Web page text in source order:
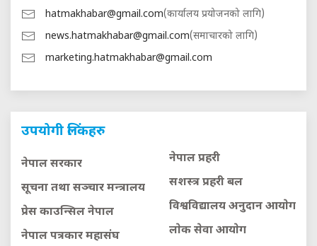
hatmakhabar@gmail.com(कार्यालय प्रयोजनको लागि)
news.hatmakhabar@gmail.com(समाचारको लागि)
marketing.hatmakhabar@gmail.com
उपयोगी लिंकहरु
नेपाल सरकार
सूचना तथा सञ्चार मन्त्रालय
प्रेस काउन्सिल नेपाल
नेपाल पत्रकार महासंघ
नेपाल प्रहरी
सशस्त्र प्रहरी बल
विश्वविद्यालय अनुदान आयाेग
लाेक सेवा आयाेग